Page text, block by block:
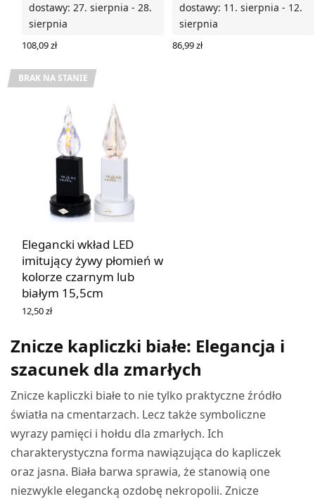
dostawy: 27. sierpnia - 28.
sierpnia
108,09zł
dostawy: 11. sierpnia - 12.
sierpnia
86,99zł
BRAK NA STANIE
Elegancki wkład LED
imitujący żywy płomień w
kolorze czarnym lub
białym 15,5cm
12,50zł
Znicze kapliczki białe: Elegancja i
szacunek dla zmarłych
Znicze kapliczki białe to nie tylko praktyczne źródło
światła na cmentarzach. Lecz także symboliczne
wyrazy pamięci i hołdu dla zmarłych. Ich
charakterystyczna forma nawiązująca do kapliczek
oraz jasna. Biała barwa sprawia, że stanowią one
niezwykle elegancką ozdobę nekropolii. Znicze